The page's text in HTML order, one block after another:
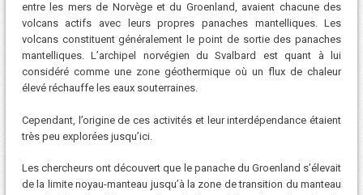
entre les mers de Norvège et du Groenland, avaient chacune des
volcans actifs avec leurs propres panaches mantelliques. Les
volcans constituent généralement le point de sortie des panaches
mantelliques. L’archipel norvégien du Svalbard est quant à lui
considéré comme une zone géothermique où un flux de chaleur
élevé réchauffe les eaux souterraines.
Cependant, l’origine de ces activités et leur interdépendance étaient
très peu explorées jusqu’ici.
Les chercheurs ont découvert que le panache du Groenland s’élevait
de la limite noyau-manteau jusqu’à la zone de transition du manteau